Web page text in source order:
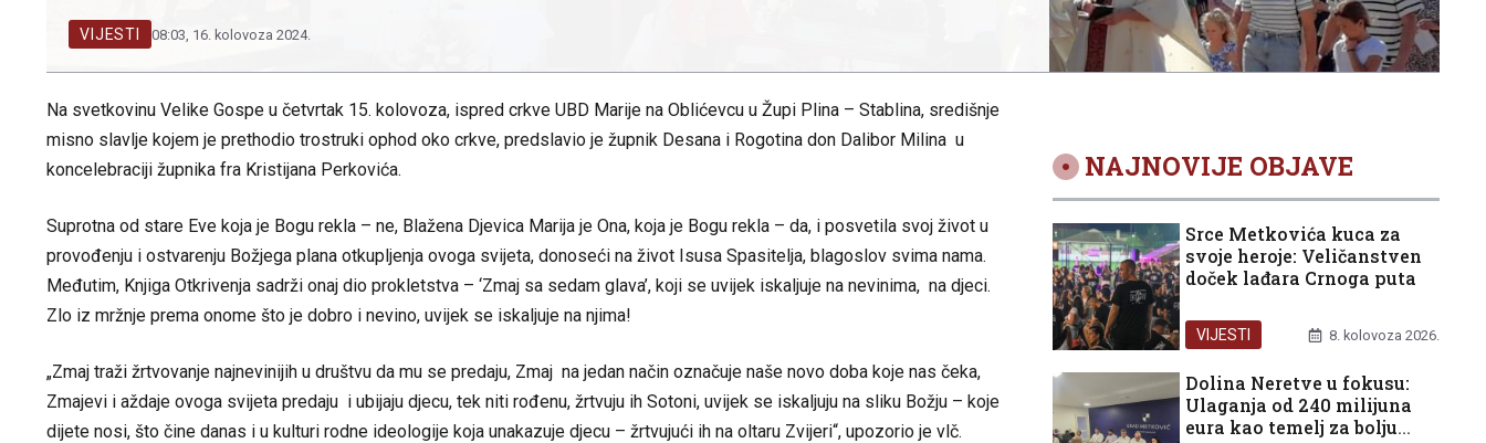
VIJESTI 08:03, 16. kolovoza 2024.
Na svetkovinu Velike Gospe u četvrtak 15. kolovoza, ispred crkve UBD Marije na Oblićevcu u Župi Plina – Stablina, središnje
misno slavlje kojem je prethodio trostruki ophod oko crkve, predslavio je župnik Desana i Rogotina don Dalibor Milina u
koncelebraciji župnika fra Kristijana Perkovića.
Suprotna od stare Eve koja je Bogu rekla – ne, Blažena Djevica Marija je Ona, koja je Bogu rekla – da, i posvetila svoj život u
provođenju i ostvarenju Božjega plana otkupljenja ovoga svijeta, donoseći na život Isusa Spasitelja, blagoslov svima nama.
Međutim, Knjiga Otkrivenja sadrži onaj dio prokletstva – ‘Zmaj sa sedam glava’, koji se uvijek iskaljuje na nevinima, na djeci.
Zlo iz mržnje prema onome što je dobro i nevino, uvijek se iskaljuje na njima!
„Zmaj traži žrtvovanje najnevinijih u društvu da mu se predaju, Zmaj na jedan način označuje naše novo doba koje nas čeka,
Zmajevi i aždaje ovoga svijeta predaju i ubijaju djecu, tek niti rođenu, žrtvuju ih Sotoni, uvijek se iskaljuju na sliku Božju – koje
dijete nosi, što čine danas i u kulturi rodne ideologije koja unakazuje djecu – žrtvujući ih na oltaru Zvijeri“, upozorio je vlč.
NAJNOVIJE OBJAVE
Srce Metkovića kuca za
svoje heroje: Veličanstven
doček lađara Crnoga puta
VIJESTI 8. kolovoza 2026.
Dolina Neretve u fokusu:
Ulaganja od 240 milijuna
eura kao temelj za bolju